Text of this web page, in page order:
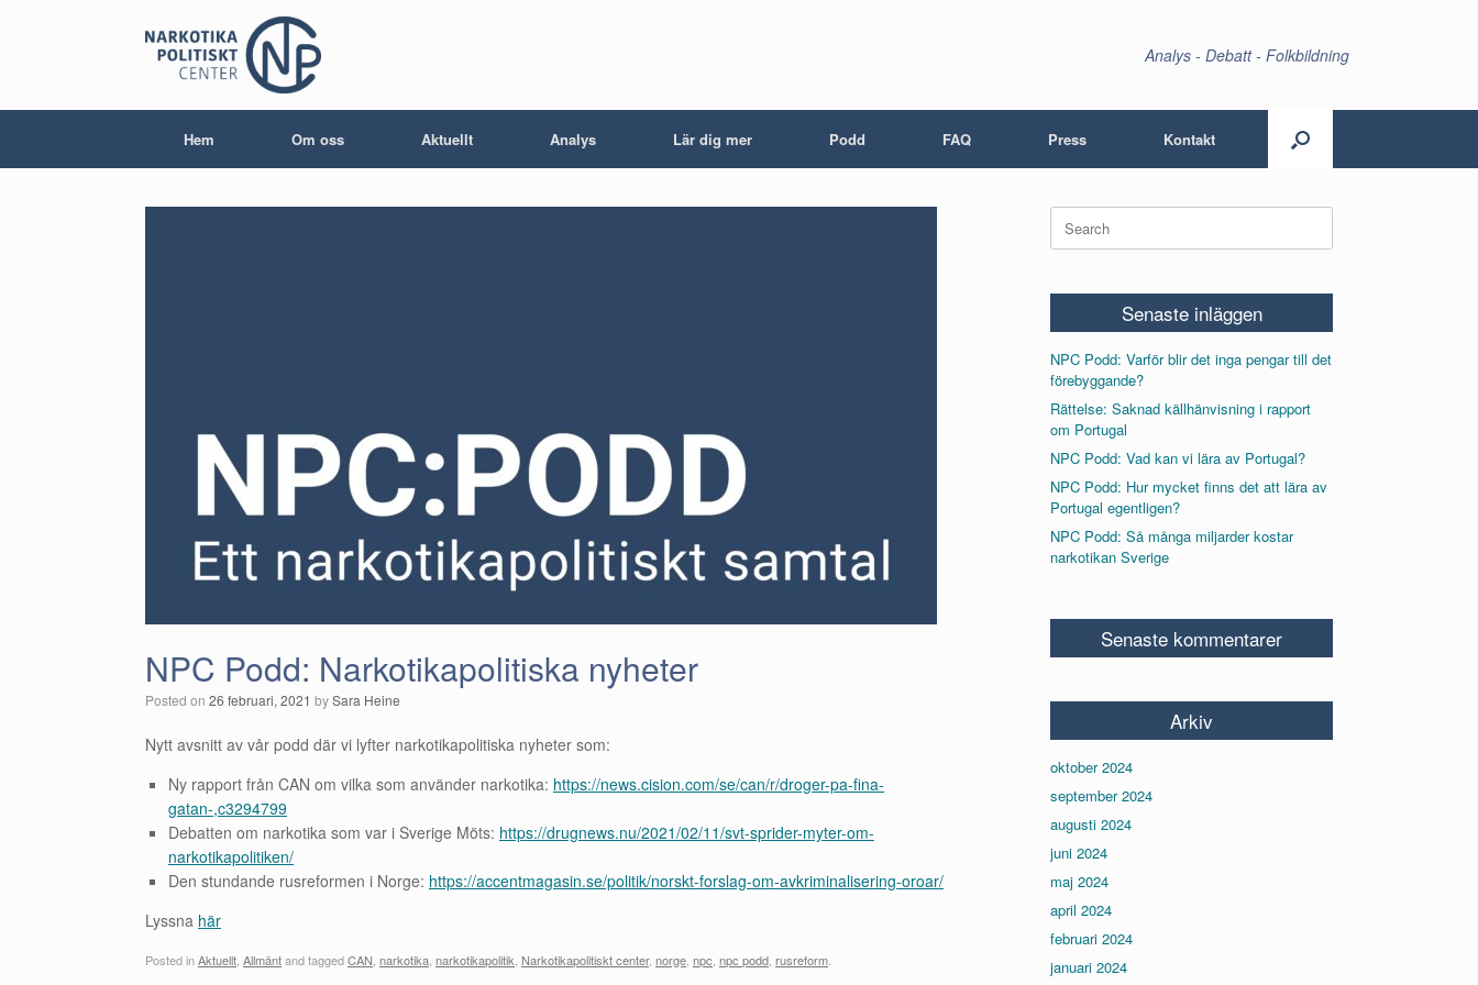
Analys - Debatt - Folkbildning
Hem Om oss Aktuellt Analys Lär dig mer Podd FAQ Press Kontakt
NPC Podd: Narkotikapolitiska nyheter
Posted on 26 februari, 2021 bySara Heine
Nytt avsnitt av vår podd där vi lyfter narkotikapolitiska nyheter som:
Ny rapport från CAN om vilka som använder narkotika: https://news.cision.com/se/can/r/droger-pa-fina-
gatan-,c3294799
Debatten om narkotika som var i Sverige Möts: https://drugnews.nu/2021/02/11/svt-sprider-myter-om-
narkotikapolitiken/
Den stundande rusreformen i Norge: https://accentmagasin.se/politik/norskt-forslag-om-avkriminalisering-oroar/
Lyssna här
Posted inAktuellt Allmäntand taggedCAN narkotika narkotikapolitik Narkotikapolitiskt center, norge npc npc podd rusreform
Search
for:
Senaste inläggen
NPC Podd: Varför blir det inga pengar till det
förebyggande?
Rättelse: Saknad källhänvisning i rapport
om Portugal
NPC Podd: Vad kan vi lära av Portugal?
NPC Podd: Hur mycket finns det att lära av
Portugal egentligen?
NPC Podd: Så många miljarder kostar
narkotikan Sverige
Senaste kommentarer
Arkiv
oktober 2024
september 2024
augusti 2024
juni 2024
maj 2024
april 2024
februari 2024
januari 2024